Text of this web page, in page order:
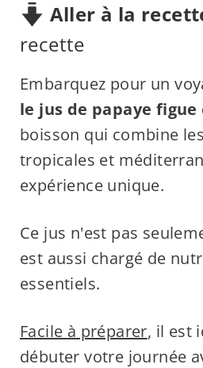
Aller à la
recette
Embarquez pour un
le jus de papaye
boisson qui combine
tropicales et
expérience unique.
Ce jus n'est pas
est aussi chargé de
essentiels.
Facile à préparer, il est
débuter votre journée